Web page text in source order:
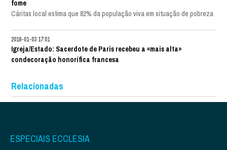
fome
Cáritas local estima que 82% da população viva em situação de pobreza
2018-01-03 17:01
Igreja/Estado: Sacerdote de Paris recebeu a «mais alta»
condecoração honorífica francesa
Relacionadas
ESPECIAIS ECCLESIA